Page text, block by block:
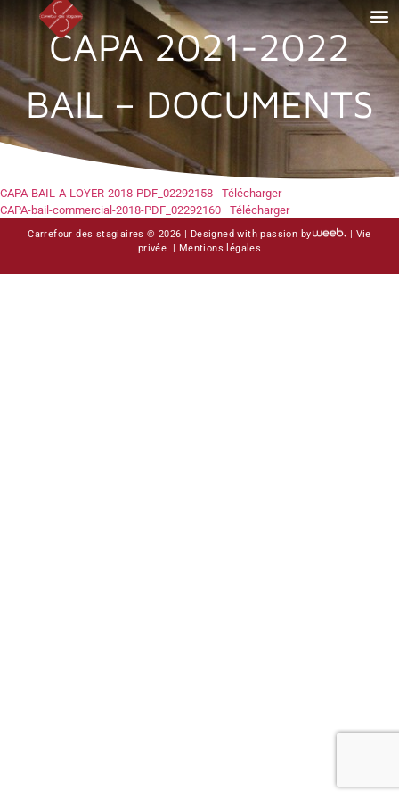
CAPA 2021-2022
BAIL – DOCUMENTS
CAPA-BAIL-A-LOYER-2018-PDF_02292158
Télécharger
CAPA-bail-commercial-2018-PDF_02292160
Télécharger
Carrefour des stagiaires © 2026 | Designed with passion by
Vie
privée
Mentions légales